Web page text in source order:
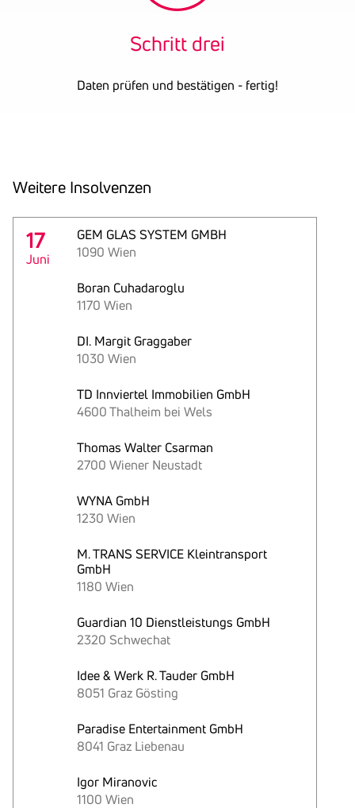
Schritt drei
Daten prüfen und bestätigen - fertig!
Weitere Insol­venzen
17
Juni
GEM GLAS SYSTEM GMBH
1090 Wien
Boran Cuhadaroglu
1170 Wien
DI. Margit Graggaber
1030 Wien
TD Innviertel Immobilien GmbH
4600 Thalheim bei Wels
Thomas Walter Csarman
2700 Wiener Neustadt
WYNA GmbH
1230 Wien
M. TRANS SERVICE Kleintransport
GmbH
1180 Wien
Guardian 10 Dienstleistungs GmbH
2320 Schwechat
Idee & Werk R. Tauder GmbH
8051 Graz Gösting
Paradise Entertainment GmbH
8041 Graz Liebenau
Igor Miranovic
1100 Wien